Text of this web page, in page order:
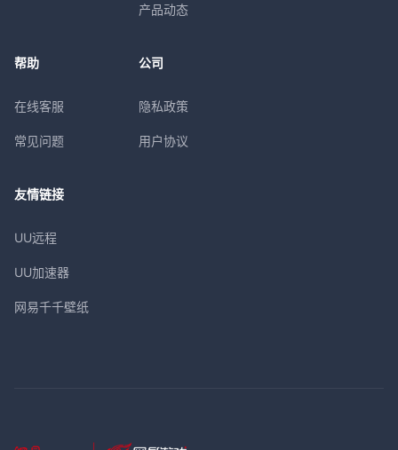
产品动态
帮助
在线客服
常见问题
公司
隐私政策
用户协议
友情链接
UU远程
UU加速器
网易千千壁纸